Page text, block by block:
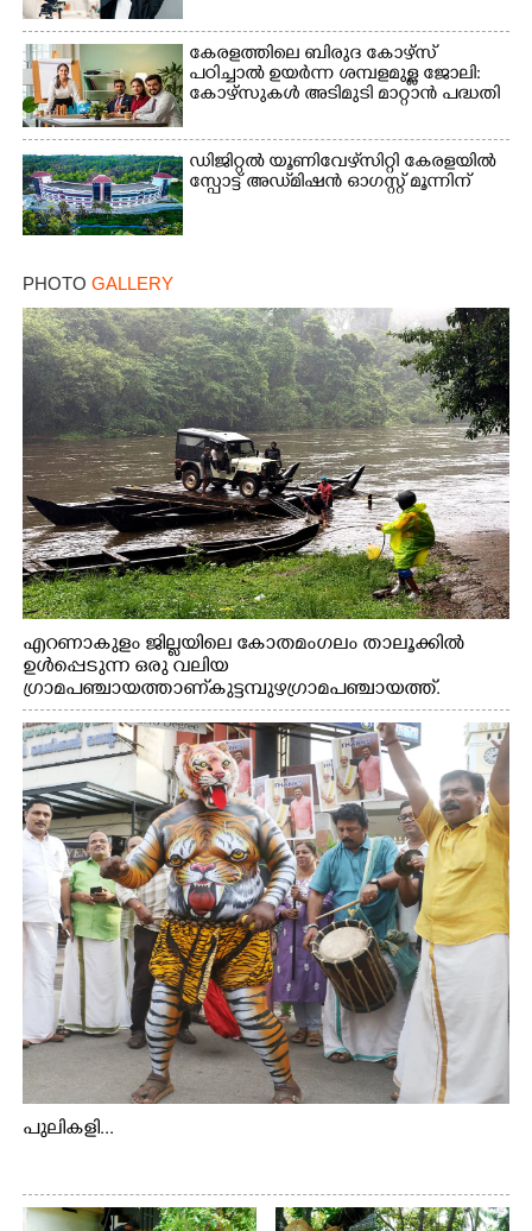
കേരളത്തിലെ ബിരുദ കോഴ്സ്
പഠിച്ചാൽ ഉയർന്ന ശമ്പളമുള്ള ജോലി:​
കോഴ്സുകൾ അടിമുടി മാറ്റാൻ പദ്ധതി
ഡിജിറ്റൽ യൂണിവേഴ്‌സിറ്റി കേരളയിൽ
സ്പോ‌ട്ട് അഡ്‌മിഷൻ ഓഗസ്റ്റ് മൂന്നിന്
PHOTO GALLERY
എറണാകുളം ജില്ലയിലെ കോതമംഗലം താലൂക്കിൽ
ഉൾപ്പെടുന്ന ഒരു വലിയ
ഗ്രാമപഞ്ചായത്താണ് കുട്ടമ്പുഴ ഗ്രാമ പഞ്ചായത്ത്.
ആദിവാസി ഊരുകളായ വെള്ളാരംകുത്ത്, കത്തിപ്പാറ,
ഉറിയംപെട്ടി, തേക്കല്ല്, വെട്ടിക്കല്ല്, മഞ്ചപ്പാറ എന്നീ ആറു
സ്ഥലങ്ങളിലേക്കുള്ള പ്രധാന സഞ്ചാര മാർഗമാണ് ഈ
കാണുന്ന കടത്ത് വള്ളം
പുലികളി...